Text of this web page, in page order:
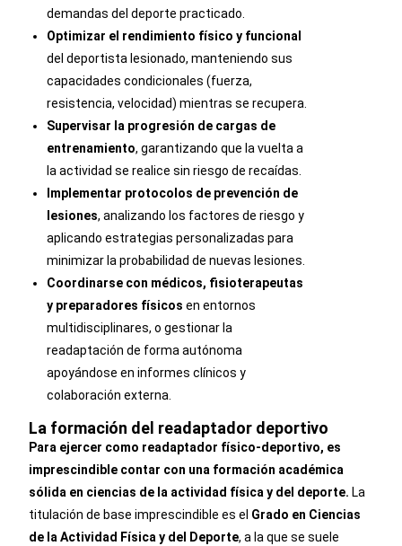
demandas del deporte practicado.
Optimizar el rendimiento físico y funcional
del deportista lesionado, manteniendo sus
capacidades condicionales (fuerza,
resistencia, velocidad) mientras se recupera.
Supervisar la progresión de cargas de
entrenamiento, garantizando que la vuelta a
la actividad se realice sin riesgo de recaídas.
Implementar protocolos de prevención de
lesiones, analizando los factores de riesgo y
aplicando estrategias personalizadas para
minimizar la probabilidad de nuevas lesiones.
Coordinarse con médicos, fisioterapeutas
y preparadores físicos en entornos
multidisciplinares, o gestionar la
readaptación de forma autónoma
apoyándose en informes clínicos y
colaboración externa.
La formación del readaptador deportivo
Para ejercer como readaptador físico-deportivo, es
imprescindible contar con una formación académica
sólida en ciencias de la actividad física y del deporte. La
titulación de base imprescindible es el Grado en Ciencias
de la Actividad Física y del Deporte, a la que se suele